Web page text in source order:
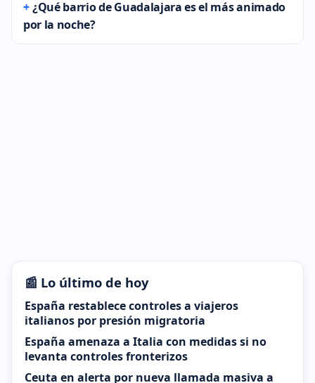
¿Qué barrio de Guadalajara es el más animado
por la noche?
📰 Lo último de hoy
España restablece controles a viajeros
italianos por presión migratoria
España amenaza a Italia con medidas si no
levanta controles fronterizos
Ceuta en alerta por nueva llamada masiva a